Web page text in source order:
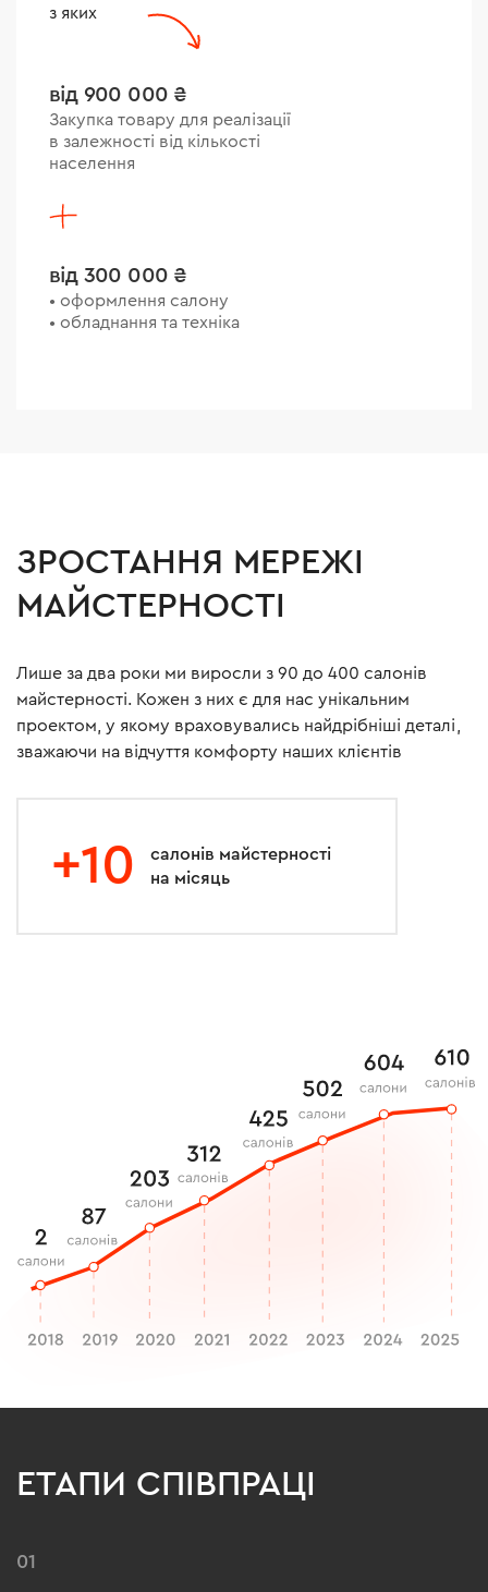
з яких
від 900 000 ₴
Закупка товару для реалізації
в залежності від кількості
населення
від 300 000 ₴
• оформлення салону
• обладнання та техніка
ЗРОСТАННЯ МЕРЕЖІ
МАЙСТЕРНОСТІ
Лише за два роки ми виросли з 90 до 400 салонів
майстерності. Кожен з них є для нас унікальним
проектом, у якому враховувались найдрібніші деталі,
зважаючи на відчуття комфорту наших клієнтів
+10
салонів майстерності
на місяць
ЕТАПИ СПІВПРАЦІ
01